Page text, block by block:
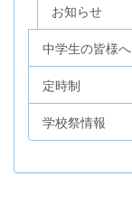
お知らせ
中学生の皆様へ
定時制
学校祭情報